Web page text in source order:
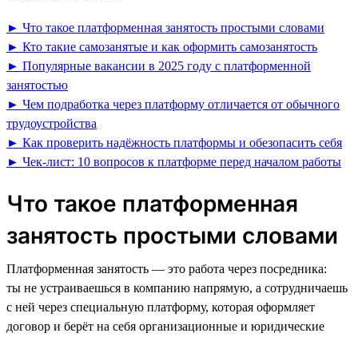
► Что такое платформенная занятость простыми словами
► Кто такие самозанятые и как оформить самозанятость
► Популярные вакансии в 2025 году с платформенной
занятостью
► Чем подработка через платформу отличается от обычного
трудоустройства
► Как проверить надёжность платформы и обезопасить себя
► Чек-лист: 10 вопросов к платформе перед началом работы
Что такое платформенная
занятость простыми словами
Платформенная занятость — это работа через посредника:
ты не устраиваешься в компанию напрямую, а сотрудничаешь
с ней через специальную платформу, которая оформляет
договор и берёт на себя организационные и юридические